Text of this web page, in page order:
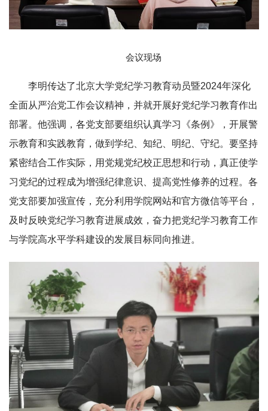
会议现场
李明传达了北京大学党纪学习教育动员暨2024年深化
全面从严治党工作会议精神，并就开展好党纪学习教育作出
部署。他强调，各党支部要组织认真学习《条例》，开展警
示教育和实践教育，做到学纪、知纪、明纪、守纪。要坚持
紧密结合工作实际，用党规党纪校正思想和行动，真正使学
习党纪的过程成为增强纪律意识、提高党性修养的过程。各
党支部要加强宣传，充分利用学院网站和官方微信等平台，
及时反映党纪学习教育进展成效，奋力把党纪学习教育工作
与学院高水平学科建设的发展目标同向推进。